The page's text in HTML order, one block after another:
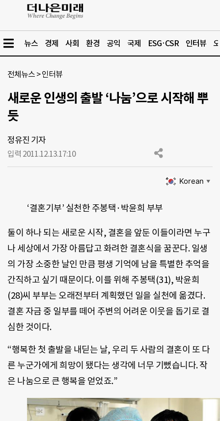
뉴스 경제 사회 환경 공익 국제 ESG·CSR 인터뷰
전체뉴스 >인터뷰
새로운 인생의 출발 ‘나눔’으로 시작해 뿌
듯
정유진 기자
입력 2011.12.13.17:10
Korean ▼
‘결혼기부’ 실천한 주봉택·박윤희 부부
둘이 하나 되는 새로운 시작, 결혼을 앞둔 이들이라면 누구
나 세상에서 가장 아름답고 화려한 결혼식을 꿈꾼다. 일생
의 가장 소중한 날인 만큼 평생 기억에 남을 특별한 추억을
간직하고 싶기 때문이다. 이를 위해 주봉택(31), 박윤희
(28)씨 부부는 오래전부터 계획했던 일을 실천에 옮겼다.
결혼 자금 중 일부를 떼어 주변의 어려운 이웃을 돕기로 결
심한 것이다.
“행복한 첫 출발을 내딛는 날, 우리 두 사람의 결혼이 또 다
른 누군가에게 희망이 됐다는 생각에 너무 기뻤습니다. 작
은 나눔으로 큰 행복을 얻었죠.”